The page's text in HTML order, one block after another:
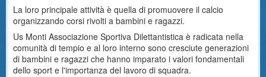
La loro principale attività è quella di promuovere il calcio
organizzando corsi rivolti a bambini e ragazzi.
Us Monti Associazione Sportiva Dilettantistica è radicata nella
comunità di tempio e al loro interno sono cresciute generazioni
di bambini e ragazzi che hanno imparato i valori fondamentali
dello sport e l'importanza del lavoro di squadra.